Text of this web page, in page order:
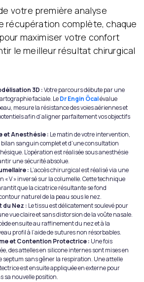
votre première analyse
récupération complète, chaque
maximiser votre confort
le meilleur résultat chirurgical
3D :Votre parcours débute par une
faciale. LeDr Engin Öcalévalue
mesure la résistance des voies aériennes et
afin d’aligner parfaitement vos objectifs
et Anesthésie : Le matin de votre intervention,
sanguin complet et d’une consultation
L’opération est réalisée sous anesthésie
une sécurité absolue.
: L’accès chirurgical est réalisé via une
« V » inversé sur la columelle. Cette technique
que la cicatrice résultante se fond
naturel de la peau sous le nez.
du Nez : Le tissu est délicatement soulevé pour
vue claire et sans distorsion de la voûte nasale.
ensuite au raffinement du nez et à la
profil à l’aide de sutures non résorbables.
et Contention Protectrice : Une fois
des attelles en silicone internes sont mises en
septum sans gêner la respiration. Une attelle
est ensuite appliquée en externe pour
sa nouvelle position.